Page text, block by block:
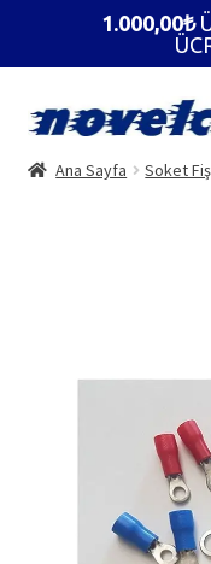
geç
geç
Ana Sayfa Soket
1.000,00₺